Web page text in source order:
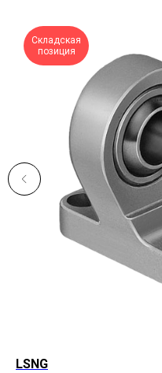
Складская
позиция
LSNG